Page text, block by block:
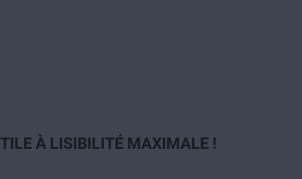
À LISIBILITÉ MAXIMALE !